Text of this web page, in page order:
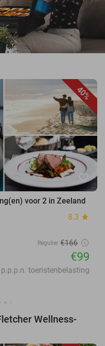
40%
favorite_border
voor 2 in Zeeland
8.3 star
Regulier €166
€99
toeristenbelasting
Wellness-